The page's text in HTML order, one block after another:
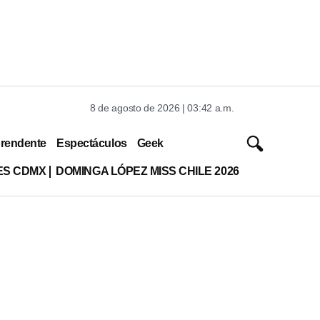
8 de agosto de 2026 | 03:42 a.m.
Espectáculos Geek
CDMX DOMINGA LÓPEZ MISS CHILE 2026